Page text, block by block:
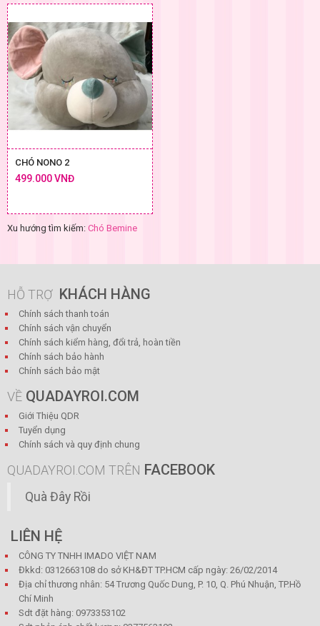
CHÓ NONO 2
499.000 VNĐ
Xu hướng tìm kiếm: Chó Bemine
HỖ TRỢ KHÁCH HÀNG
Chính sách thanh toán
Chính sách vận chuyển
Chính sách kiểm hàng, đổi trả, hoàn tiền
Chính sách bảo hành
Chính sách bảo mật
VỀ QUADAYROI.COM
Giới Thiệu QDR
Tuyển dụng
Chính sách và quy định chung
QUADAYROI.COM TRÊN FACEBOOK
Quà Đây Rồi
LIÊN HỆ
CÔNG TY TNHH IMADO VIỆT NAM
Đkkd: 0312663108 do sở KH&ĐT TP.HCM cấp ngày: 26/02/2014
Địa chỉ thương nhân: 54 Trương Quốc Dung, P. 10, Q. Phú Nhuận, TP.Hồ
Chí Minh
Sdt đặt hàng: 0973353102